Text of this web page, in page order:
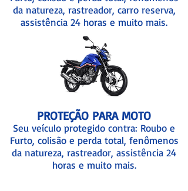
da natureza, rastreador, carro reserva,
assistência 24 horas e muito mais.
PROTEÇÃO PARA MOTO
Seu veículo protegido contra: Roubo e
Furto, colisão e perda total, fenômenos
da natureza, rastreador, assistência 24
horas e muito mais.